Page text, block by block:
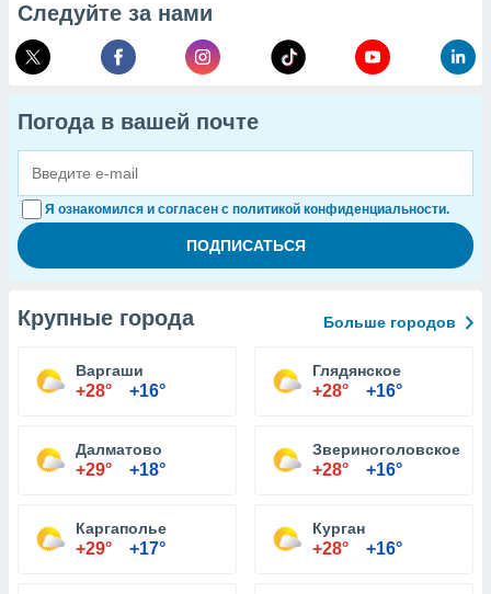
Следуйте за нами
Погода в вашей почте
Я ознакомился и согласен с политикой конфиденциальности.
Крупные города Больше городов
Варгаши
+28° +16°
Глядянское
+28° +16°
Далматово
+29° +18°
Звериноголовское
+28° +16°
Каргаполье
+29° +17°
Курган
+28° +16°